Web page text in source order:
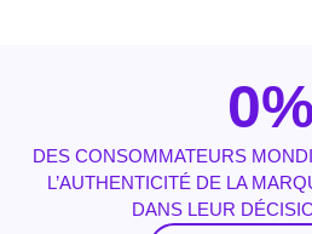
DES CONSOMMATEURS
L’AUTHENTICITÉ DE LA
DANS LEUR
0